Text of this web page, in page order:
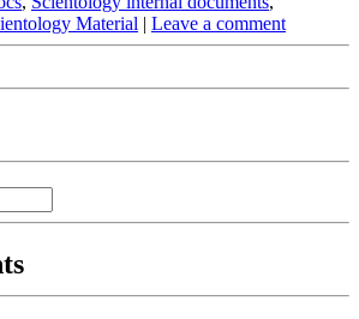
Material | Leave a comment